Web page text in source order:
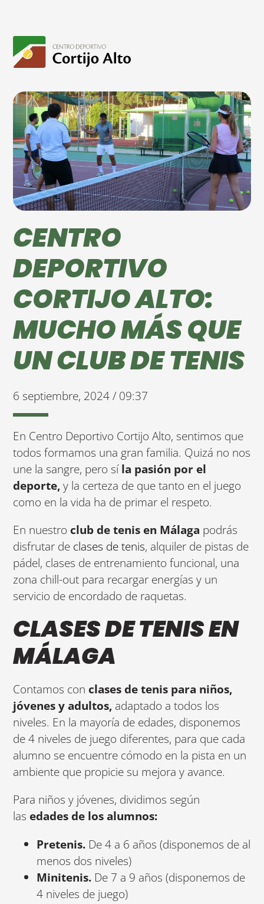
CENTRO
DEPORTIVO
CORTIJO ALTO:
MUCHO MÁS QUE
UN CLUB DE TENIS
6 septiembre, 2024 / 09:37
En Centro Deportivo Cortijo Alto, sentimos que
todos formamos una gran familia. Quizá no nos
une la sangre, pero síla pasión por el
deporte,y la certeza de que tanto en el juego
como en la vida ha de primar el respeto.
En nuestro club de tenis en Málaga podrás
disfrutar de clases de tenis, alquiler de pistas de
pádel, clases de entrenamiento funcional, una
zona chill-out para recargar energías y un
servicio de encordado de raquetas.
CLASES DE TENIS EN
MÁLAGA
Contamos con clases de tenis para niños,
jóvenes y adultos, adaptado a todos los
niveles. En la mayoría de edades, disponemos
de 4 niveles de juego diferentes, para que cada
alumno se encuentre cómodo en la pista en un
ambiente que propicie su mejora y avance.
Para niños y jóvenes, dividimos según
las edades de los alumnos:
Pretenis. De 4 a 6 años (disponemos de al
menos dos niveles)
Minitenis. De 7 a 9 años (disponemos de
4 niveles de juego)